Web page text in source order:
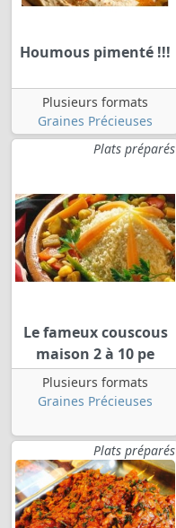
Houmous pimenté !!!
Plusieurs formats
Graines Précieuses
Plats préparés
Le fameux couscous
maison 2 à 10 pe
Plusieurs formats
Graines Précieuses
Plats préparés